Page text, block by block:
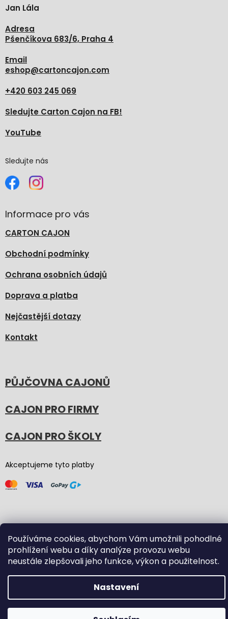
Používáme cookies, abychom Vám umožnili pohodlné
prohlížení webu a díky analýze provozu webu
neustále zlepšovali jeho funkce, výkon a použitelnost.
Nastavení
Jan Lála
Adresa
Pšenčíkova 683/6, Praha 4
Email
eshop@cartoncajon.com
+420 603 245 069
Sledujte Carton Cajon na FB!
YouTube
Sledujte nás
Informace pro vás
CARTON CAJON
Obchodní podmínky
Ochrana osobních údajů
Doprava a platba
Nejčastější dotazy
Kontakt
PŮJČOVNA CAJONŮ
CAJON PRO FIRMY
CAJON PRO ŠKOLY
Akceptujeme tyto platby
Vytvořil Shoptet(Graphic revision byBōjka Studio,
code byVeronika.works)
Upravit nastavení cookies